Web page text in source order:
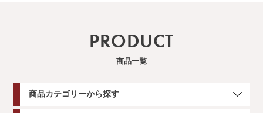
PRODUCT
商品一覧
商品カテゴリーから探す